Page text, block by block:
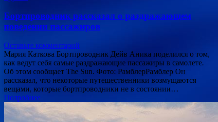
Бортпроводник рассказал о раздражающем
поведении пассажиров
Оставьте комментарий
Мария Каткова Бортпроводник Дейв Аника поделился о том,
как ведут себя самые раздражающие пассажиры в самолете.
Об этом сообщает The Sun. Фото: РамблерРамблер Он
рассказал, что некоторые путешественники возмущаются
вещами, которые бортпроводники не в состоянии…
Подробнее